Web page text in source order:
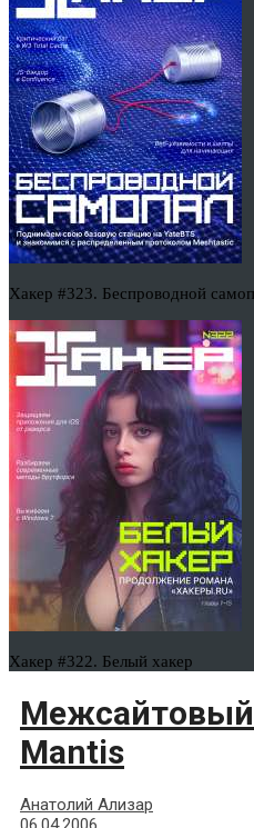
Хакер #323. Беспроводной
Хакер #322. Белый хакер
Межсайтовый
Mantis
Анатолий Ализар